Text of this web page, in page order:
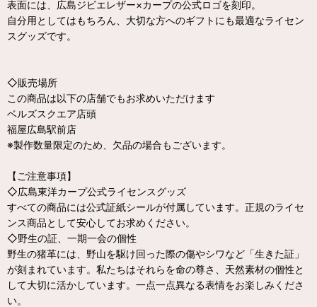
表面には、広島ジビエレザー×カープの公式ロゴを刻印。
自分用としてはもちろん、大切な方へのギフトにも最適なライセン
スグッズです。
◇販売場所
この商品は以下の店舗でもお求めいただけます
ベルズスクエア店頭
福屋広島駅前店
※製作数量限定のため、欠品の場合もございます。
【ご注意事項】
◇広島東洋カープ公式ライセンスグッズ
すべての商品には公式証紙シールが付属しています。正規のライセ
ンス商品として安心してお求めください。
◇野生の証、一期一会の個性
野生の猪革には、野山を駆け回った際の傷やシワなど「生きた証」
が刻まれています。私たちはそれらを命の尊さ、天然素材の個性と
して大切に活かしています。一点一点異なる表情をお楽しみくださ
い。